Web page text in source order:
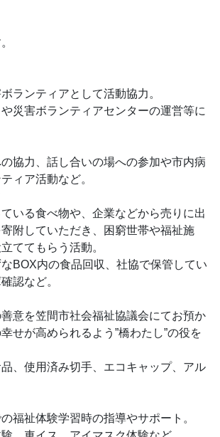
ランティアとして活動協力。
災害ボランティアセンターの運営等に
協力、話し合いの場への参加や市内病
ィア活動など。
いる食べ物や、企業などから売りに出
附していただき、困窮世帯や福祉施
ててもらう活動。
BOX内の食品回収、社協で保管してい
認など。
意を笠間市社会福祉協議会にてお預か
せが高められるよう”橋わたし”の役を
、使用済み切手、エコキャップ、アル
福祉体験学習時の指導やサポート。